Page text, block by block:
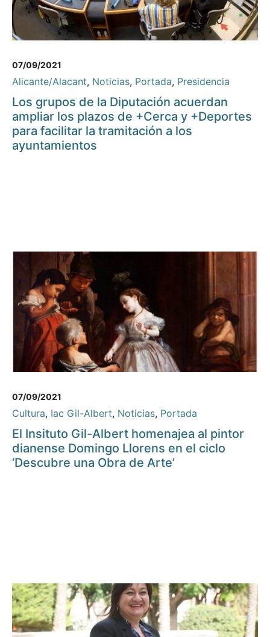
07/09/2021
Alicante/Alacant, Noticias, Portada, Presidencia
Los grupos de la Diputación acuerdan
ampliar los plazos de +Cerca y +Deportes
para facilitar la tramitación a los
ayuntamientos
07/09/2021
Cultura, Iac Gil-Albert, Noticias, Portada
El Insituto Gil-Albert homenajea al pintor
dianense Domingo Llorens en el ciclo
‘Descubre una Obra de Arte’